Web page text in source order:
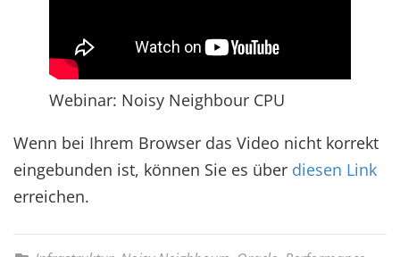
Webinar: Noisy Neighbour CPU
Wenn bei Ihrem Browser das Video nicht korrekt
eingebunden ist, können Sie es über diesen Link
erreichen.